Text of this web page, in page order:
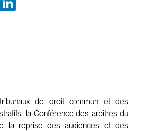
de droit commun et des
la Conférence des arbitres du
la reprise des audiences et des